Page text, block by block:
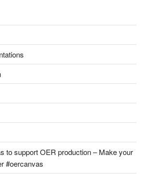
to support OER production – Make your
#oercanvas